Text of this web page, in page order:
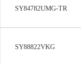
SY84782UMG-TR
SY88822VKG